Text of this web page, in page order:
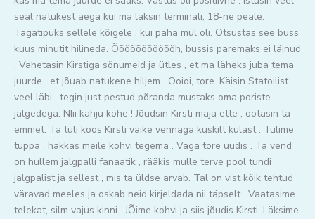
seal natukest aega kui ma läksin terminali, 18-ne peale.
Tagatipuks sellele kõigele , kui paha mul oli. Otsustas see buss
kuus minutit hilineda. Õõõõõõõõõõõh, bussis paremaks ei läinud
. Vahetasin Kirstiga sõnumeid ja ütles , et ma läheks juba tema
juurde , et jõuab natukene hiljem . Ooioi, tore. Käisin Statoilist
veel läbi , tegin just pestud põranda mustaks oma poriste
jälgedega. NIii kahju kohe ! Jõudsin Kirsti maja ette , ootasin ta
emmet. Ta tuli koos Kirsti väike vennaga kuskilt külast . Tulime
tuppa , hakkas meile kohvi tegema . Väga tore uudis . Ta vend
on hullem jalgpalli fanaatik , rääkis mulle terve pool tundi
jalgpalist ja sellest , mis ta üldse arvab. Tal on vist kõik tehtud
väravad meeles ja oskab neid kirjeldada nii täpselt . Vaatasime
telekat, silm vajus kinni . JÕime kohvi ja siis jõudis Kirsti .Läksime